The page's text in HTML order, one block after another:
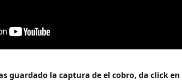
guardado la captura de el cobro, da click